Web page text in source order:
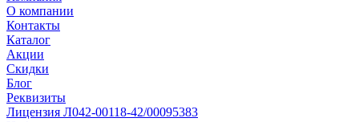
О компании
Контакты
Каталог
Акции
Скидки
Блог
Реквизиты
Лицензия Л042-00118-42/00095383